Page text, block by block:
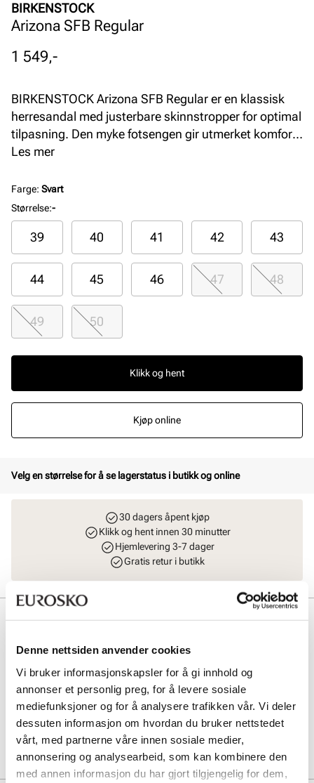
Denne nettsiden anvender cookies
Vi bruker informasjonskapsler for å gi innhold og
annonser et personlig preg, for å levere sosiale
mediefunksjoner og for å analysere trafikken vår. Vi deler
dessuten informasjon om hvordan du bruker nettstedet
vårt, med partnerne våre innen sosiale medier,
annonsering og analysearbeid, som kan kombinere den
med annen informasjon du har gjort tilgjengelig for dem,
BIRKENSTOCK
Arizona SFB Regular
Pris
1 549,-
BIRKENSTOCK Arizona SFB Regular er en klassisk
herresandal med justerbare skinnstropper for optimal
tilpasning. Den myke fotsengen gir utmerket komfort
og støtte hele dagen. Sandalen har slitesterk
tidløs stil med høy funksjonalitet.
Les mer
Farge: Svart
Størrelse:-
39 40 41 42 43
44 45 46 47 48
49 50
Klikk og hent
Kjøp online
Velg en størrelse for å se lagerstatus i butikk og online
30 dagers åpent kjøp
Klikk og hent innen 30 minutter
Hjemlevering 3-7 dager
Gratis retur i butikk
Beskrivelse
BIRKENSTOCK Arizona SFB Regular er en klassisk herresandal med
gir utmerket komfort og støtte hele dagen. Sandalen har slitesterk
syntet/gummisåle, perfekt for hverdagsbruk og gir en tidløs stil med
høy funksjonalitet.
Art. nr
11107400
Lev. art. nr752481